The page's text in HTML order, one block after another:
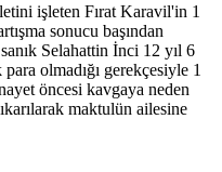
işleten Fırat Karavil'in 1
sonucu başından
Selahattin İnci 12 yıl 6
olmadığı gerekçesiyle 1
öncesi kavgaya neden
maktulün ailesine